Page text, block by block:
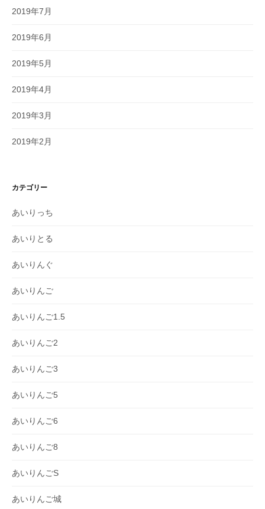
2019年7月
2019年6月
2019年5月
2019年4月
2019年3月
2019年2月
カテゴリー
あいりっち
あいりとる
あいりんぐ
あいりんご
あいりんご1.5
あいりんご2
あいりんご3
あいりんご5
あいりんご6
あいりんご8
あいりんごS
あいりんご城